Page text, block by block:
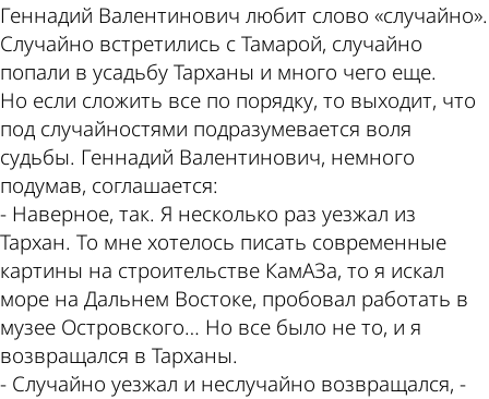
Геннадий Валентинович любит слово «случайно».
Случайно встретились с Тамарой, случайно
попали в усадьбу Тарханы и много чего еще.
Но если сложить все по порядку, то выходит, что
под случайностями подразумевается воля
судьбы. Геннадий Валентинович, немного
подумав, соглашается:
- Наверное, так. Я несколько раз уезжал из
Тархан. То мне хотелось писать современные
картины на строительстве КамАЗа, то я искал
море на Дальнем Востоке, пробовал работать в
музее Островского… Но все было не то, и я
возвращался в Тарханы.
- Случайно уезжал и неслучайно возвращался, -
по этой
теме
Пензе